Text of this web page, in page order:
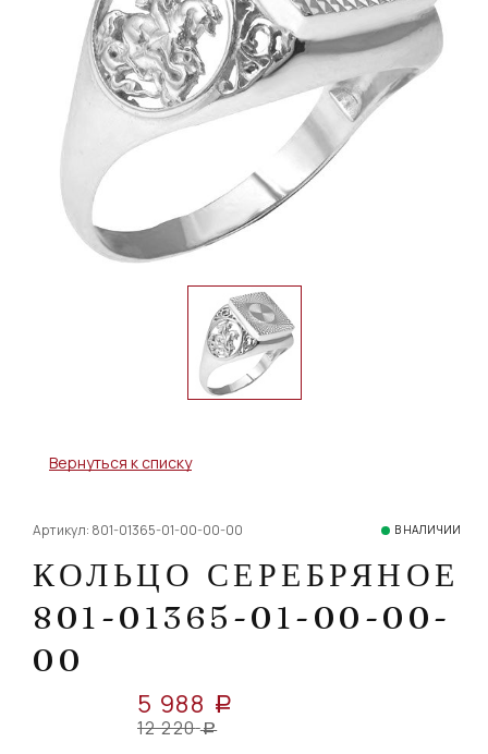
Вернуться к списку
Артикул: 801-01365-01-00-00-00 В НАЛИЧИИ
КОЛЬЦО СЕРЕБРЯНОЕ
801-01365-01-00-00-
00
5 988 a
12 220 a